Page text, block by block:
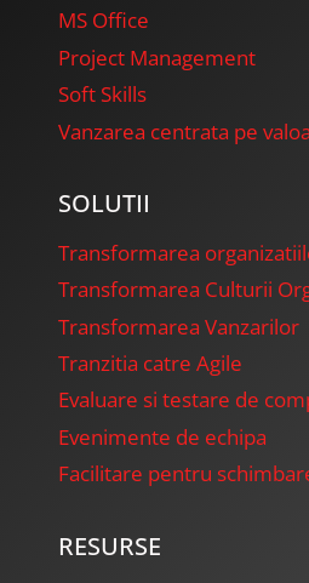
MS Office
Project Management
Soft Skills
Vanzarea centrata pe
SOLUTII
Transformarea
Transformarea Culturii
Transformarea Vanzarilor
Tranzitia catre Agile
Evaluare si testare de
Evenimente de echipa
Facilitare pentru
RESURSE